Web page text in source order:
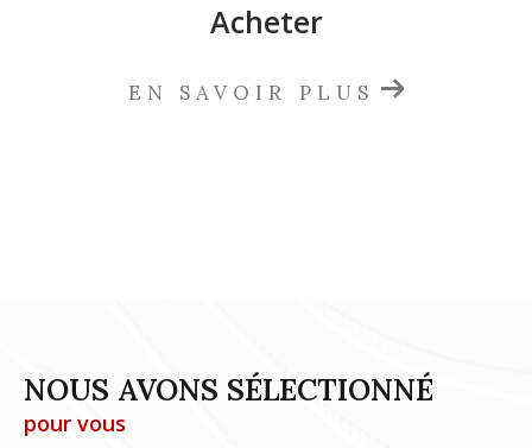
Acheter
EN SAVOIR PLUS
NOUS AVONS SÉLECTIONNÉ
pour vous